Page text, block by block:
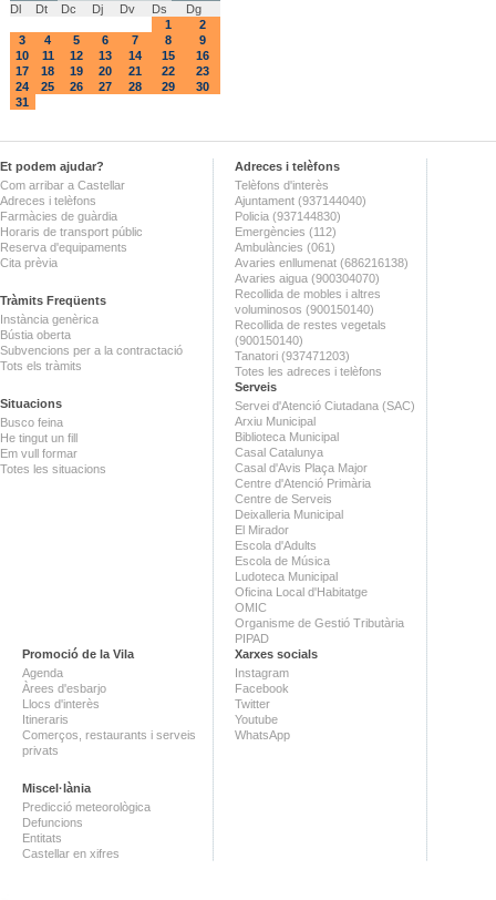
Dl
Dt Dc Dj Dv Ds
Dg
1
2
3
4 5 6 7 8
9
10
11 12 13 14 15
16
17
18 19 20 21 22
23
24
25 26 27 28 29
30
31
Et podem ajudar?
Com arribar a Castellar
Adreces i telèfons
Farmàcies de guàrdia
Horaris de transport públic
Reserva d'equipaments
Cita prèvia
Tràmits Freqüents
Instància genèrica
Bústia oberta
Subvencions per a la contractació
Tots els tràmits
Situacions
Busco feina
He tingut un fill
Em vull formar
Totes les situacions
Adreces i telèfons
Telèfons d'interès
Ajuntament (937144040)
Policia (937144830)
Emergències (112)
Ambulàncies (061)
Avaries enllumenat (686216138)
Avaries aigua (900304070)
Recollida de mobles i altres
voluminosos (900150140)
Recollida de restes vegetals
(900150140)
Tanatori (937471203)
Totes les adreces i telèfons
Serveis
Servei d'Atenció Ciutadana (SAC)
Arxiu Municipal
Biblioteca Municipal
Casal Catalunya
Casal d'Avis Plaça Major
Centre d'Atenció Primària
Centre de Serveis
Deixalleria Municipal
El Mirador
Escola d'Adults
Escola de Música
Ludoteca Municipal
Oficina Local d'Habitatge
OMIC
Organisme de Gestió Tributària
PIPAD
Promoció de la Vila
Agenda
Àrees d'esbarjo
Llocs d'interès
Itineraris
Comerços, restaurants i serveis
privats
Miscel·lània
Predicció meteorològica
Defuncions
Entitats
Castellar en xifres
Xarxes socials
Instagram
Facebook
Twitter
Youtube
WhatsApp